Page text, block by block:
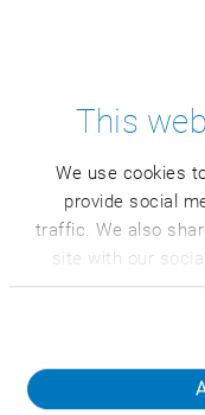
This
We use cookies
provide social
traffic. We also
site with our
partners who
that you’ve
najnowszych
Wydarzenia
Zachęcamy do
międzynarodowych
naszych seminariach